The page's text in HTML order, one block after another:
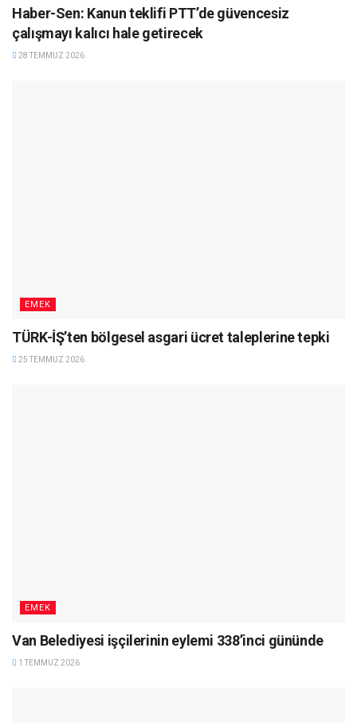
Haber-Sen: Kanun teklifi PTT’de güvencesiz
çalışmayı kalıcı hale getirecek
28 TEMMUZ 2026
EMEK
TÜRK-İŞ’ten bölgesel asgari ücret taleplerine tepki
25 TEMMUZ 2026
EMEK
Van Belediyesi işçilerinin eylemi 338’inci gününde
1 TEMMUZ 2026